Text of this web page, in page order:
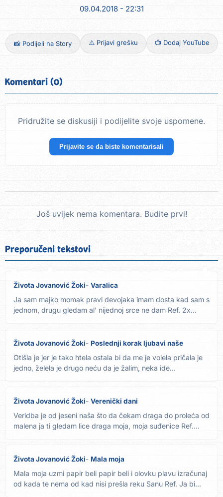
09.04.2018 - 22:31
📸 Podijeli na Story ⚠️ Prijavi grešku 📺 Dodaj YouTube
Komentari (0)
Pridružite se diskusiji i podijelite svoje uspomene.
Prijavite se da biste komentarisali
Još uvijek nema komentara. Budite prvi!
Preporučeni tekstovi
Života Jovanović Žoki Varalica
Ja sam majko momak pravi devojaka imam dosta kad sam s
jednom, drugu gledam al' nijednoj srce ne dam Ref. 2x
Života Jovanović Žoki Poslednji korak ljubavi naše
Otišla je jer je tako htela ostala bi da me je volela pričala je
jedno, želela je drugo neću da je žalim, neka ide...
Života Jovanović Žoki Verenički dani
Veridba je od jeseni naša što da čekam draga do proleća od
malena ja ti gledam lice draga moja, moja suđenice Ref.
Života Jovanović Žoki Mala moja
Mala moja uzmi papir beli papir beli i olovku plavu izračunaj
od kada te nema od kad nisi prešla reku Sanu Ref. Ja bi...